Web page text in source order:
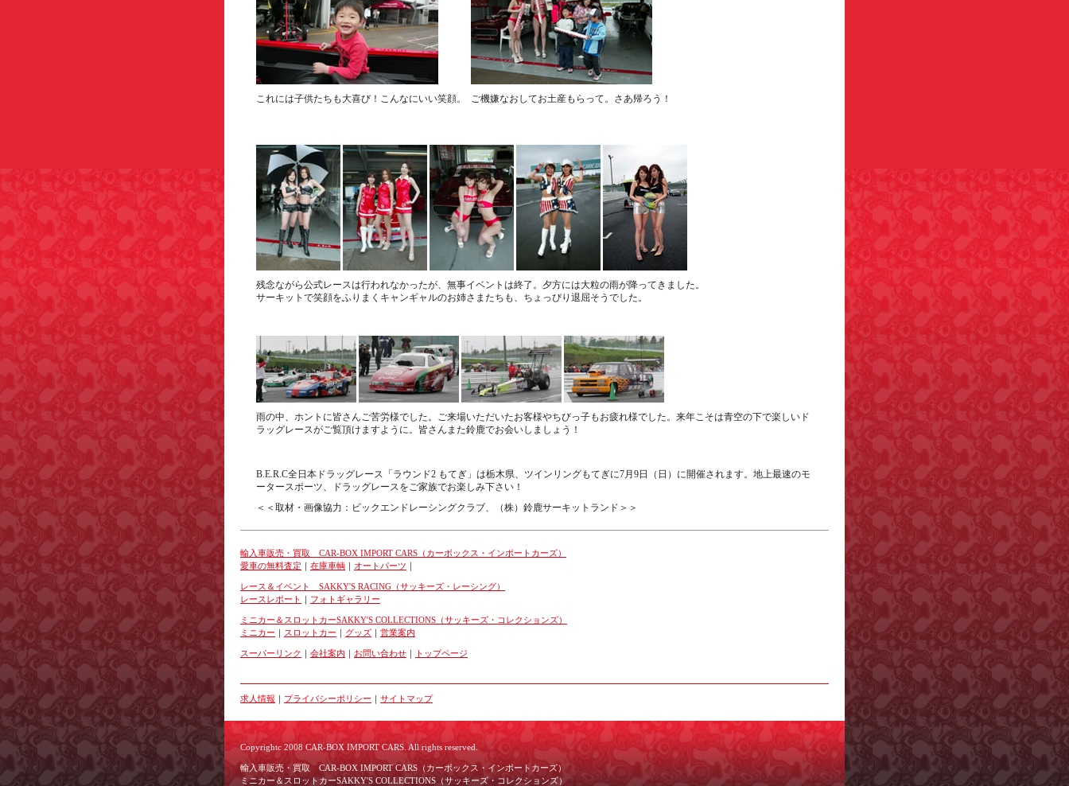
これには子供たちも大喜び！こんなにいい笑顔。 ご機嫌なおしてお土産もらって。さあ帰ろう！
残念ながら公式レースは行われなかったが、無事イベントは終了。夕方には大粒の雨が降ってきました。
サーキットで笑顔をふりまくキャンギャルのお姉さまたちも、ちょっぴり退屈そうでした。
雨の中、ホントに皆さんご苦労様でした。ご来場いただいたお客様やちびっ子もお疲れ様でした。来年こそは青空の下で楽しいド
ラッグレースがご覧頂けますように。皆さんまた鈴鹿でお会いしましょう！
B.E.R.C全日本ドラッグレース「ラウンド2 もてぎ」は栃木県、ツインリングもてぎに7月9日（日）に開催されます。地上最速のモ
ータースポーツ、ドラッグレースをご家族でお楽しみ下さい！
＜＜取材・画像協力：ビックエンドレーシングクラブ、（株）鈴鹿サーキットランド＞＞
輸入車販売・買取 CAR-BOX IMPORT CARS（カーボックス・インポートカーズ）
愛車の無料査定
在庫車輌 オートパーツ
レース＆イベント SAKKY'S RACING（サッキーズ・レーシング）
レースレポート
フォトギャラリー
ミニカー＆スロットカーSAKKY'S COLLECTIONS（サッキーズ・コレクションズ）
ミニカー
スロットカー グッズ 営業案内
スーパーリンク 会社案内 お問い合わせ トップページ
求人情報 プライバシーポリシー サイトマップ
Copyrightc 2008 CAR-BOX IMPORT CARS. All rights reserved.
輸入車販売・買取 CAR-BOX IMPORT CARS（カーボックス・インポートカーズ）
ミニカー＆スロットカーSAKKY'S COLLECTIONS（サッキーズ・コレクションズ）